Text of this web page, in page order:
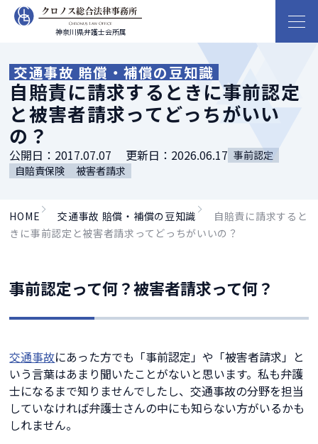
神奈川県弁護士会所属
交通事故 賠償・補償の豆知識
自賠責に請求するときに事前認定
と被害者請求ってどっちがいい
の？
公開日： 2017.07.07 更新日： 2026.06.17 事前認定
自賠責保険
被害者請求
HOME 交通事故 賠償・補償の豆知識
自賠責に請求すると
きに事前認定と被害者請求ってどっちがいいの？
事前認定って何？被害者請求って何？
交通事故にあった方でも「事前認定」や「被害者請求」と
いう言葉はあまり聞いたことがないと思います。私も弁護
士になるまで知りませんでしたし、交通事故の分野を担当
していなければ弁護士さんの中にも知らない方がいるかも
しれません。